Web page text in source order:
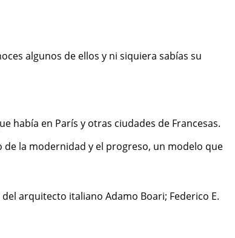
algunos de ellos y ni siquiera sabías su
había en París y otras ciudades de Francesas.
de la modernidad y el progreso, un modelo que
arquitecto italiano Adamo Boari; Federico E.